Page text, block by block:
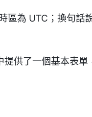
區為 UTC；換句話
供了一個基本表